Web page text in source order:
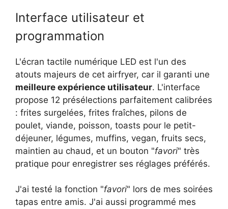
Interface utilisateur et
programmation
L'écran tactile numérique LED est l'un des
atouts majeurs de cet airfryer, car il garanti une
meilleure expérience utilisateur. L'interface
propose 12 présélections parfaitement calibrées
: frites surgelées, frites fraîches, pilons de
poulet, viande, poisson, toasts pour le petit-
déjeuner, légumes, muffins, vegan, fruits secs,
maintien au chaud, et un bouton "favori" très
pratique pour enregistrer ses réglages préférés.
J'ai testé la fonction "favori" lors de mes soirées
tapas entre amis. J'ai aussi programmé mes